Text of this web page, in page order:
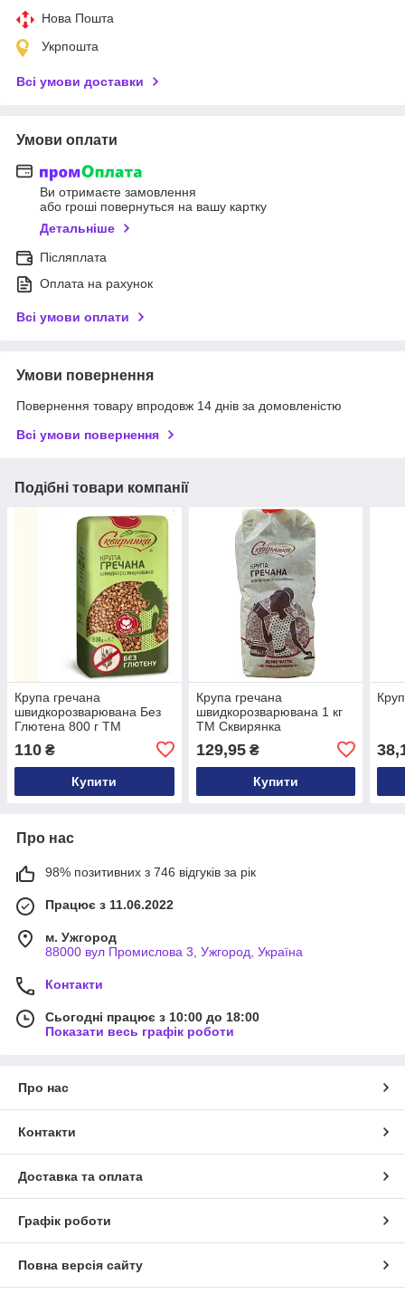
Нова Пошта
Укрпошта
Всі умови доставки
Умови оплати
Ви отримаєте замовлення
або гроші повернуться на вашу картку
Детальніше
Післяплата
Оплата на рахунок
Всі умови оплати
Умови повернення
Повернення товару впродовж 14 днів за домовленістю
Всі умови повернення
Подібні товари компанії
Крупа гречана
швидкорозварювана Без
Глютена 800 г ТМ
110 ₴
Купити
Крупа гречана
швидкорозварювана 1 кг
ТМ Сквирянка
129,95₴
Купити
Про нас
98% позитивних з 746 відгуків за рік
Працює з 11.06.2022
м. Ужгород
88000 вул Промислова 3, Ужгород, Україна
Контакти
Сьогодні працює з 10:00 до 18:00
Показати весь графік роботи
Про нас
Контакти
Доставка та оплата
Графік роботи
Повна версія сайту